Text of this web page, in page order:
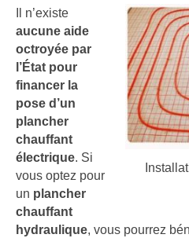
Il n’existe
aucune aide
octroyée par
l’État pour
financer la
pose d’un
plancher
chauffant
électrique. Si
vous optez pour
un plancher
chauffant
hydraulique, vous pourrez